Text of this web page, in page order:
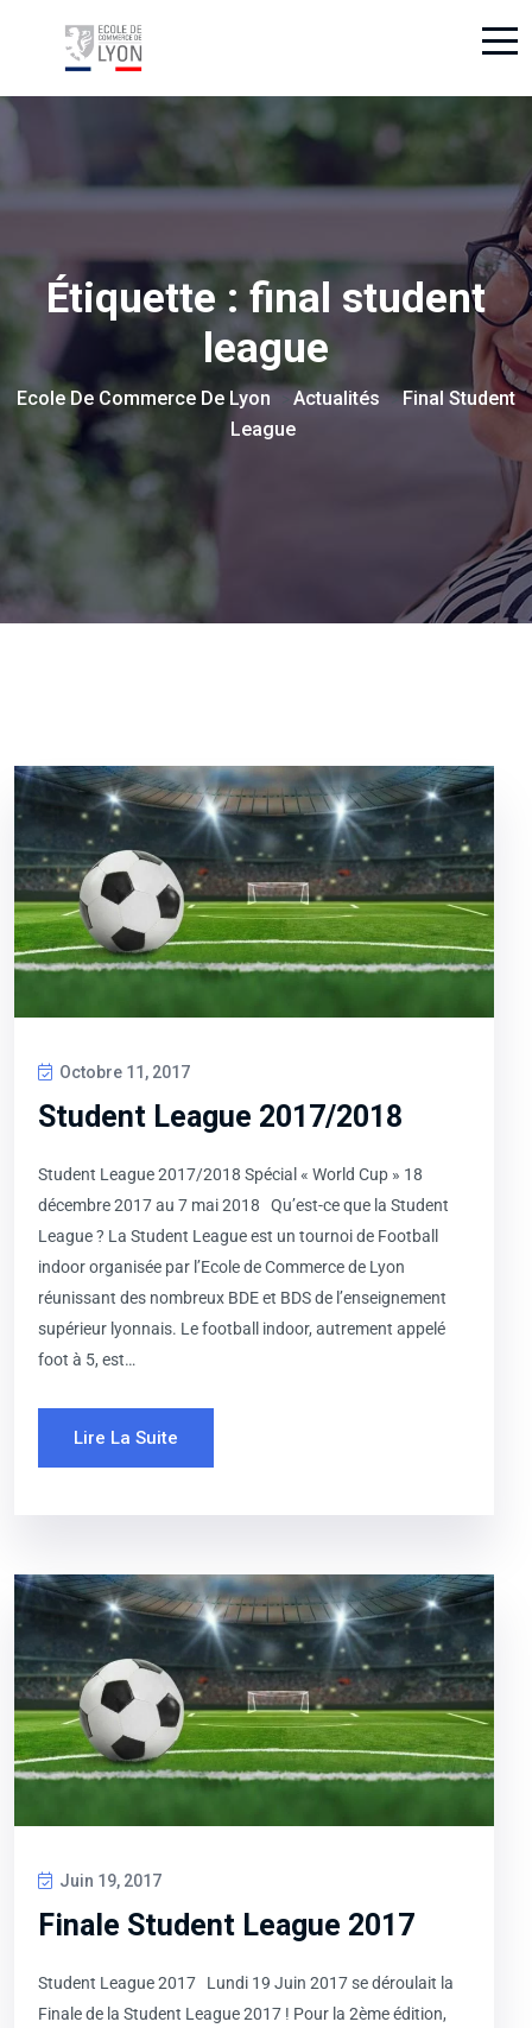
Étiquette :final student
league
Ecole De Commerce De Lyon Actualités >Final Student
League
Octobre 11, 2017
Student League 2017/2018
Student League 2017/2018 Spécial « World Cup » 18
décembre 2017 au 7 mai 2018 Qu’est-ce que la Student
League ? La Student League est un tournoi de Football
indoor organisée par l’Ecole de Commerce de Lyon
réunissant des nombreux BDE et BDS de l’enseignement
supérieur lyonnais. Le football indoor, autrement appelé
foot à 5, est…
Lire La Suite
Juin 19, 2017
Finale Student League 2017
Student League 2017 Lundi 19 Juin 2017 se déroulait la
Finale de la Student League 2017 ! Pour la 2ème édition,